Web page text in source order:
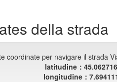
della strada
coordinate per navigare il strada
latitudine：
longitudine：